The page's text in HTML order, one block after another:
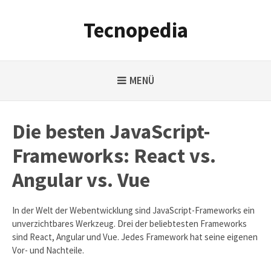
Tecnopedia
MENÜ
Die besten JavaScript-
Frameworks: React vs.
Angular vs. Vue
In der Welt der Webentwicklung sind JavaScript-Frameworks ein
unverzichtbares Werkzeug. Drei der beliebtesten Frameworks
sind React, Angular und Vue. Jedes Framework hat seine eigenen
Vor- und Nachteile.